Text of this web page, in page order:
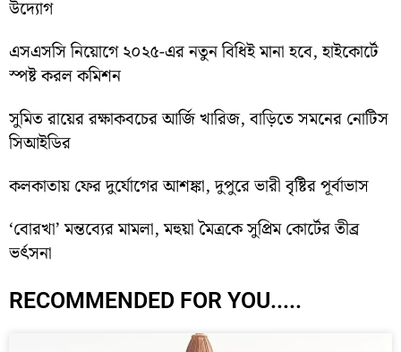
উদ্যোগ
এসএসসি নিয়োগে ২০২৫-এর নতুন বিধিই মানা হবে, হাইকোর্টে
স্পষ্ট করল কমিশন
সুমিত রায়ের রক্ষাকবচের আর্জি খারিজ, বাড়িতে সমনের নোটিস
সিআইডির
কলকাতায় ফের দুর্যোগের আশঙ্কা, দুপুরে ভারী বৃষ্টির পূর্বাভাস
‘বোরখা’ মন্তব্যের মামলা, মহুয়া মৈত্রকে সুপ্রিম কোর্টের তীব্র
ভর্ৎসনা
RECOMMENDED FOR YOU.....